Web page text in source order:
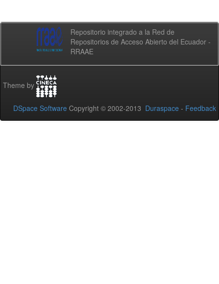
Repositorio integrado a la Red de
Repositorios de Acceso Abierto del Ecuador -
RRAAE
Theme by
DSpace Software Copyright © 2002-2013 Duraspace - Feedback